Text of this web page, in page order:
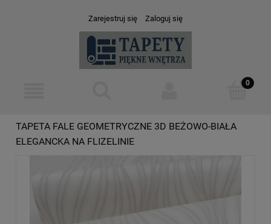
Zarejestruj się Zaloguj się
TAPETA FALE GEOMETRYCZNE 3D BEŻOWO-BIAŁA
ELEGANCKA NA FLIZELINIE